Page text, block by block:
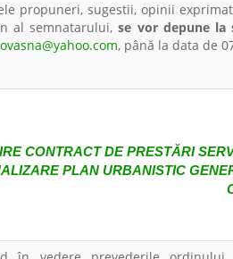
propuneri, sugestii, opinii
al semnatarului,se vor depune la
, până la data de
CONTRACT DE PRESTĂRI
PLAN URBANISTIC